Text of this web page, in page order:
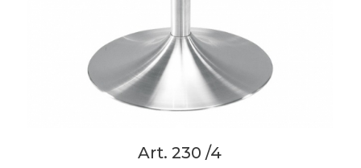
Art. 230 /4